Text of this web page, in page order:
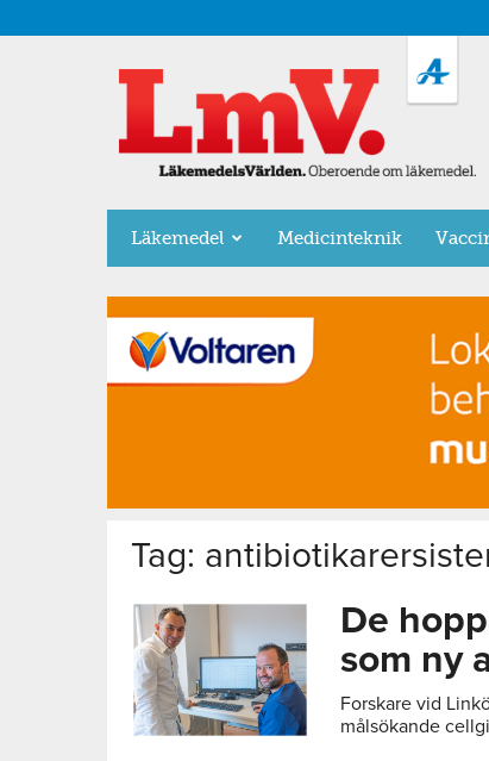
LäkemedelsVärlden
Läkemedel Medicinteknik
Tag:
De
som ny
Forskare vid
målsökande